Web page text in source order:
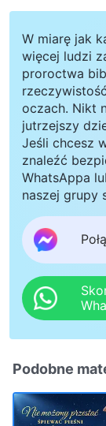
W miarę jak
więcej ludzi
proroctwa
oczach. Nikt
jutrzejszy
Jeśli chcesz
znaleźć
WhatsAppa
naszej grupy
Podobne